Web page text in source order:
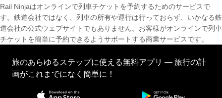
Rail Ninjaはオンラインで列車チケットを予約するためのサービスで
す。鉄道会社ではなく、列車の所有や運行は行っておらず、いかなる鉄
道会社の公式ウェブサイトでもありません。お客様がオンラインで列車
チケットを簡単に予約できるようサポートする商業サービスです。
旅のあらゆるステップに使える無料アプリ — 旅行の計
画がこれまでになく簡単に！